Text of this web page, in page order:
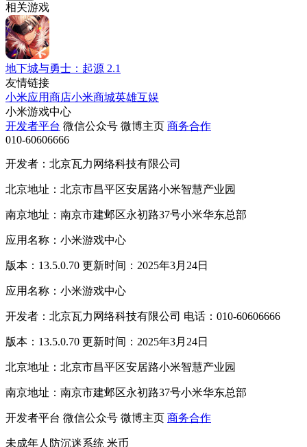
相关游戏
地下城与勇士：起源 2.1
友情链接
小米应用商店小米商城英雄互娱
小米游戏中心
开发者平台 微信公众号 微博主页 商务合作
010-60606666
开发者：北京瓦力网络科技有限公司
北京地址：北京市昌平区安居路小米智慧产业园
南京地址：南京市建邺区永初路37号小米华东总部
应用名称：小米游戏中心
版本：13.5.0.70 更新时间：2025年3月24日
应用名称：小米游戏中心
开发者：北京瓦力网络科技有限公司 电话：010-60606666
版本：13.5.0.70 更新时间：2025年3月24日
北京地址：北京市昌平区安居路小米智慧产业园
南京地址：南京市建邺区永初路37号小米华东总部
开发者平台 微信公众号 微博主页 商务合作
未成年人防沉迷系统 米币